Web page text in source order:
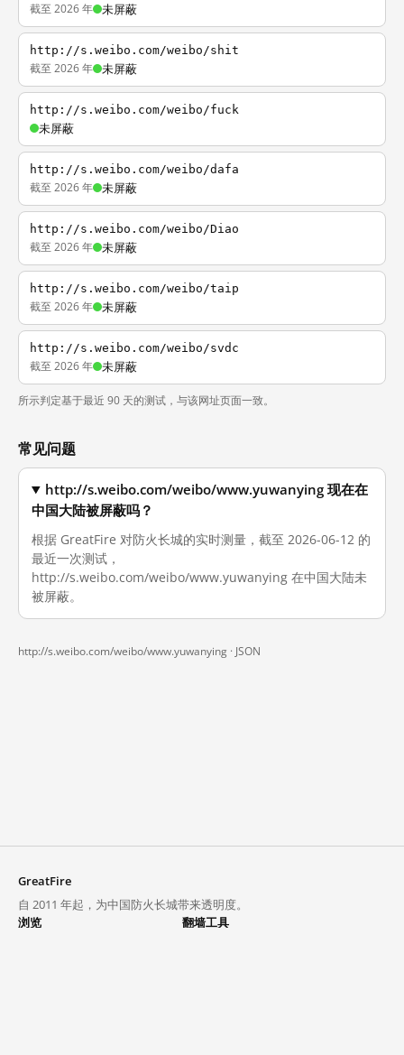
截至 2026 年 未屏蔽
http://s.weibo.com/weibo/shit
截至 2026 年 未屏蔽
http://s.weibo.com/weibo/fuck
未屏蔽
http://s.weibo.com/weibo/dafa
截至 2026 年 未屏蔽
http://s.weibo.com/weibo/Diao
截至 2026 年 未屏蔽
http://s.weibo.com/weibo/taip
截至 2026 年 未屏蔽
http://s.weibo.com/weibo/svdc
截至 2026 年 未屏蔽
所示判定基于最近 90 天的测试，与该网址页面一致。
常见问题
http://s.weibo.com/weibo/www.yuwanying 现在在
中国大陆被屏蔽吗？
根据 GreatFire 对防火长城的实时测量，截至 2026-06-12 的
最近一次测试，
http://s.weibo.com/weibo/www.yuwanying 在中国大陆未
被屏蔽。
http://s.weibo.com/weibo/www.yuwanying · JSON
GreatFire
自 2011 年起，为中国防火长城带来透明度。
浏览
翻墙工具